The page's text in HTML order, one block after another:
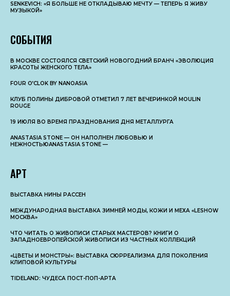
SENKEVICH: «Я БОЛЬШЕ НЕ ОТКЛАДЫВАЮ МЕЧТУ — ТЕПЕРЬ Я ЖИВУ
МУЗЫКОЙ»
СОБЫТИЯ
В МОСКВЕ СОСТОЯЛСЯ СВЕТСКИЙ НОВОГОДНИЙ БРАНЧ «ЭВОЛЮЦИЯ
КРАСОТЫ ЖЕНСКОГО ТЕЛА»
FOUR O’CLOK BY NANOASIA
КЛУБ ПОЛИНЫ ДИБРОВОЙ ОТМЕТИЛ 7 ЛЕТ ВЕЧЕРИНКОЙ MOULIN
ROUGE
19 ИЮЛЯ ВО ВРЕМЯ ПРАЗДНОВАНИЯ ДНЯ МЕТАЛЛУРГА
ANASTASIA STONE — ОН НАПОЛНЕН ЛЮБОВЬЮ И
НЕЖНОСТЬЮANASTASIA STONE —
АРТ
ВЫСТАВКА НИНЫ РАССЕН
МЕЖДУНАРОДНАЯ ВЫСТАВКА ЗИМНЕЙ МОДЫ, КОЖИ И МЕХА «LESHOW
МОСКВА»
ЧТО ЧИТАТЬ О ЖИВОПИСИ СТАРЫХ МАСТЕРОВ? КНИГИ О
ЗАПАДНОЕВРОПЕЙСКОЙ ЖИВОПИСИ ИЗ ЧАСТНЫХ КОЛЛЕКЦИЙ
«ЦВЕТЫ И МОНСТРЫ»: ВЫСТАВКА СЮРРЕАЛИЗМА ДЛЯ ПОКОЛЕНИЯ
КЛИПОВОЙ КУЛЬТУРЫ
TIDELAND: ЧУДЕСА ПОСТ-ПОП-АРТА